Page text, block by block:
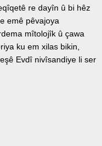
re dayîn û bi hêz
emê pêvajoya
mîtolojîk û çawa
ku em xilas bikin,
Evdî nivîsandiye li ser